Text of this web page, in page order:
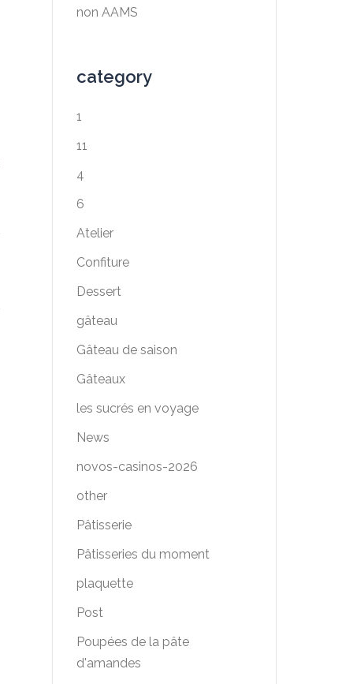
non AAMS
category
1
11
4
6
Atelier
Confiture
Dessert
gâteau
Gâteau de saison
Gâteaux
les sucrés en voyage
News
novos-casinos-2026
other
Pâtisserie
Pâtisseries du moment​
plaquette
Post
Poupées de la pâte
d'amandes